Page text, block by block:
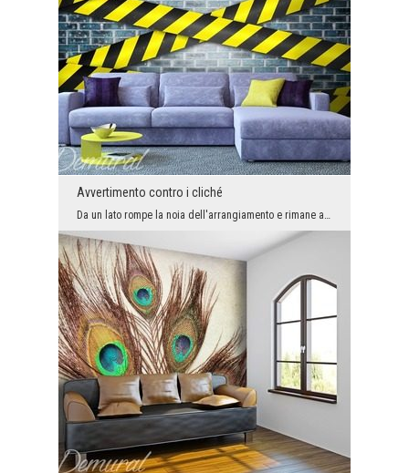
Avvertimento contro i cliché
Da un lato rompe la noia dell'arrangiamento e rimane a lungo nella memoria dei nostri ospiti, dal...